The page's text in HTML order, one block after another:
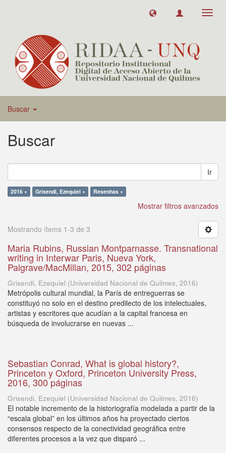
Buscar
Buscar
Ir
2016 × Grisendi, Ezequiel × Resenhas ×
Mostrar filtros avanzados
Mostrando ítems 1-3 de 3
Maria Rubins, Russian Montparnasse. Transnational
writing in Interwar Paris, Nueva York,
Palgrave/MacMillan, 2015, 302 páginas
Grisendi, Ezequiel (Universidad Nacional de Quilmes, 2016)
Metrópolis cultural mundial, la París de entreguerras se
constituyó no solo en el destino predilecto de los intelectuales,
artistas y escritores que acudían a la capital francesa en
búsqueda de involucrarse en nuevas ...
Sebastian Conrad, What is global history?,
Princeton y Oxford, Princeton University Press,
2016, 300 páginas
Grisendi, Ezequiel (Universidad Nacional de Quilmes, 2016)
El notable incremento de la historiografía modelada a partir de la
“escala global” en los últimos años ha proyectado ciertos
consensos respecto de la conectividad geográfica entre
diferentes procesos a la vez que disparó ...